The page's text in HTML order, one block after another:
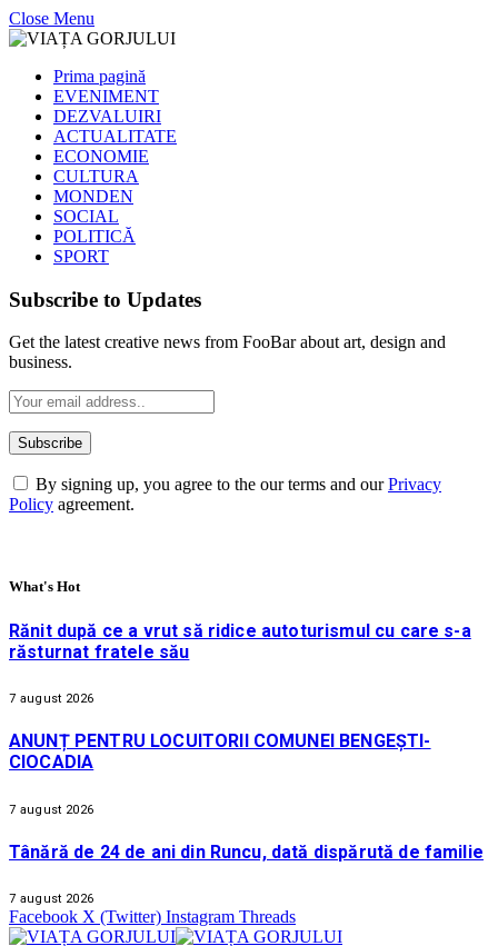
Close Menu
Prima pagină
EVENIMENT
DEZVALUIRI
ACTUALITATE
ECONOMIE
CULTURA
MONDEN
SOCIAL
POLITICĂ
SPORT
Subscribe to Updates
Get the latest creative news from FooBar about art, design and
business.
By signing up, you agree to the our terms and ourPrivacy
Policy agreement.
What's Hot
Rănit după ce a vrut să ridice autoturismul cu care s-a
răsturnat fratele său
7 august 2026
ANUNȚ PENTRU LOCUITORII COMUNEI BENGEȘTI-
CIOCADIA
7 august 2026
Tânără de 24 de ani din Runcu, dată dispărută de familie
7 august 2026
Facebook X (Twitter) Instagram Threads